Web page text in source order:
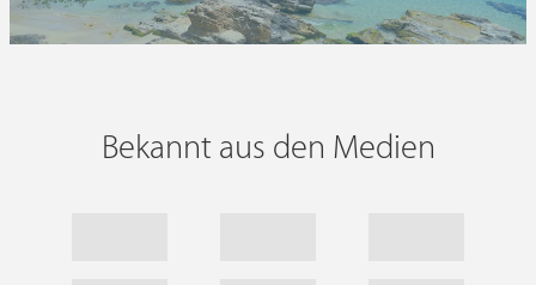
Bekannt aus den Medien